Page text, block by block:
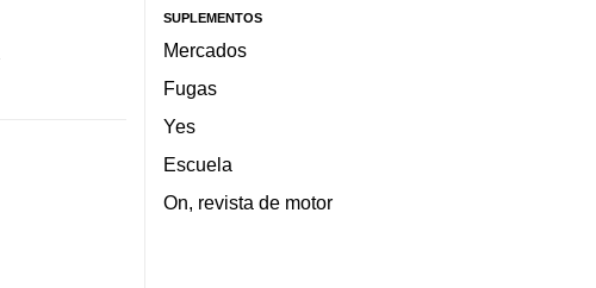
SUPLEMENTOS
Mercados
Fugas
Yes
Escuela
On, revista de motor